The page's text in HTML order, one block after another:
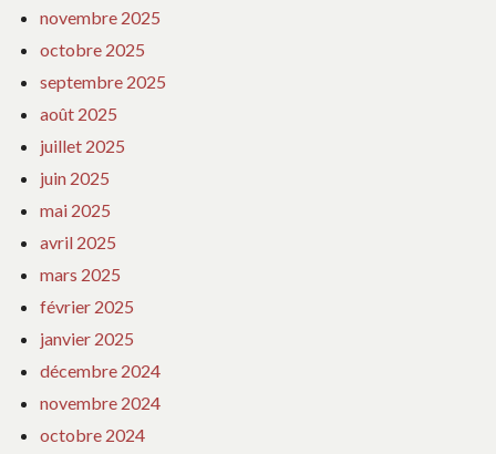
novembre 2025
octobre 2025
septembre 2025
août 2025
juillet 2025
juin 2025
mai 2025
avril 2025
mars 2025
février 2025
janvier 2025
décembre 2024
novembre 2024
octobre 2024